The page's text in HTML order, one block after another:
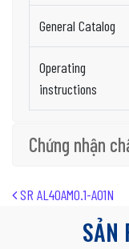
General Catalog
Operating
instructions
Chứng nhận
Post
SR AL40AM0.1-A01N
SẢN